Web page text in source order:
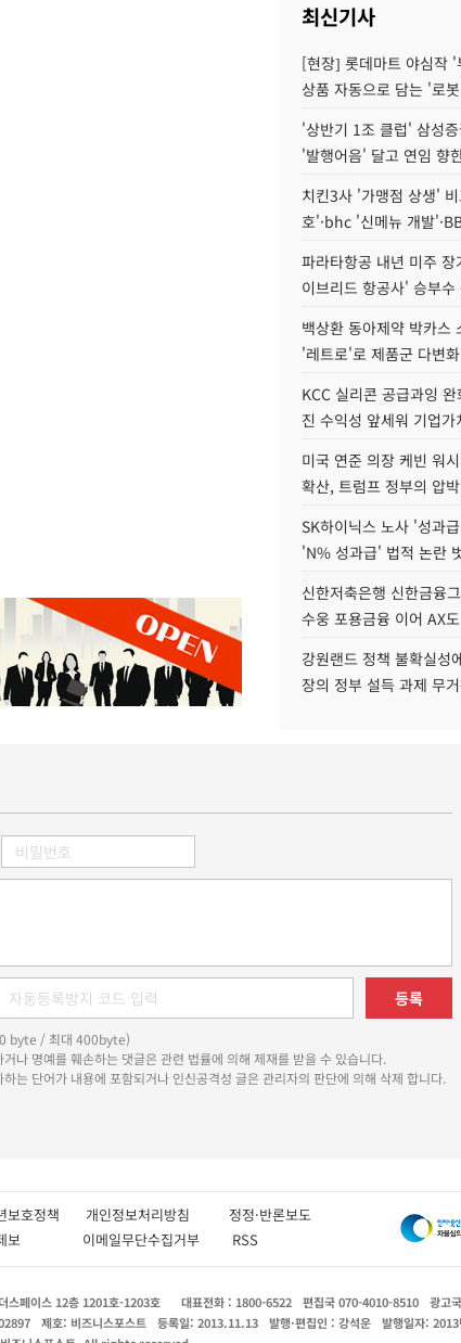
최신기사
[현장] 롯데마트 야심작
상품 자동으로 담는 '로
'상반기 1조 클럽' 삼성
'발행어음' 달고 연임 향
치킨3사 '가맹점 상생'
호'·bhc '신메뉴 개발
파라타항공 내년 미주
이브리드 항공사' 승부수
백상환 동아제약 박카스
'레트로'로 제품군 다변
KCC 실리콘 공급과잉
진 수익성 앞세워 기업가
미국 연준 의장 케빈 워
확산, 트럼프 정부의 압
SK하이닉스 노사 '성과
'N% 성과급' 법적 논란
신한저축은행 신한금융
수웅 포용금융 이어 AX
강원랜드 정책 불확실
장의 정부 설득 과제 무
등록
0 byte / 최대 400byte)
나 명예를 훼손하는 댓글은 관련 법률에 의해 제재를 받을 수 있습니다.
는 단어가 내용에 포함되거나 인신공격성 글은 관리자의 판단에 의해 삭제 합니다.
보호정책 개인정보처리방침 정정·반론보도
제보 이메일무단수집거부 RSS
스페이스 12층 1201호-1203호 대표전화 : 1800-6522 편집국 070-4010-8510
광고
제호: 비즈니스포스트 등록일: 2013.11.13 발행·편집인 : 강석운 발행일자: